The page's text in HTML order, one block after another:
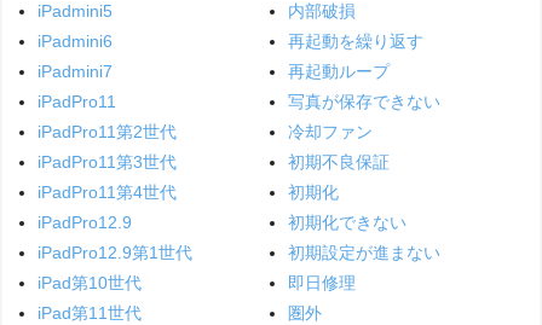
iPadmini5
iPadmini6
iPadmini7
iPadPro11
iPadPro11第2世代
iPadPro11第3世代
iPadPro11第4世代
iPadPro12.9
iPadPro12.9第1世代
iPad第10世代
iPad第11世代
内部破損
再起動を繰り返す
再起動ループ
写真が保存できない
冷却ファン
初期不良保証
初期化
初期化できない
初期設定が進まない
即日修理
圏外